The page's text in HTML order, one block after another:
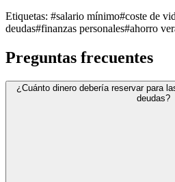
Etiquetas: #salario mínimo#coste de
deudas#finanzas personales#ahorro
Preguntas frecuentes
¿Cuánto dinero debería reservar para
deudas?